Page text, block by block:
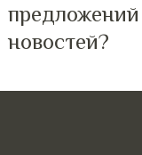
предложений
новостей?